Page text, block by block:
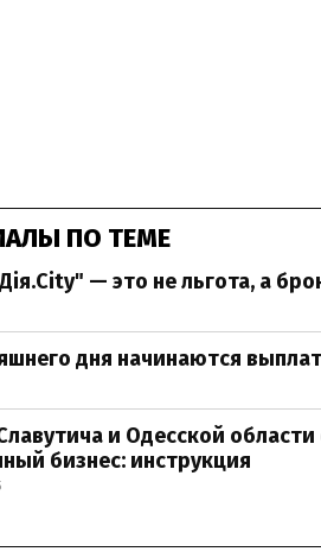
ПО ТЕМЕ
— это не льгота, а
дня начинаются
и Одесской области
бизнес: инструкция